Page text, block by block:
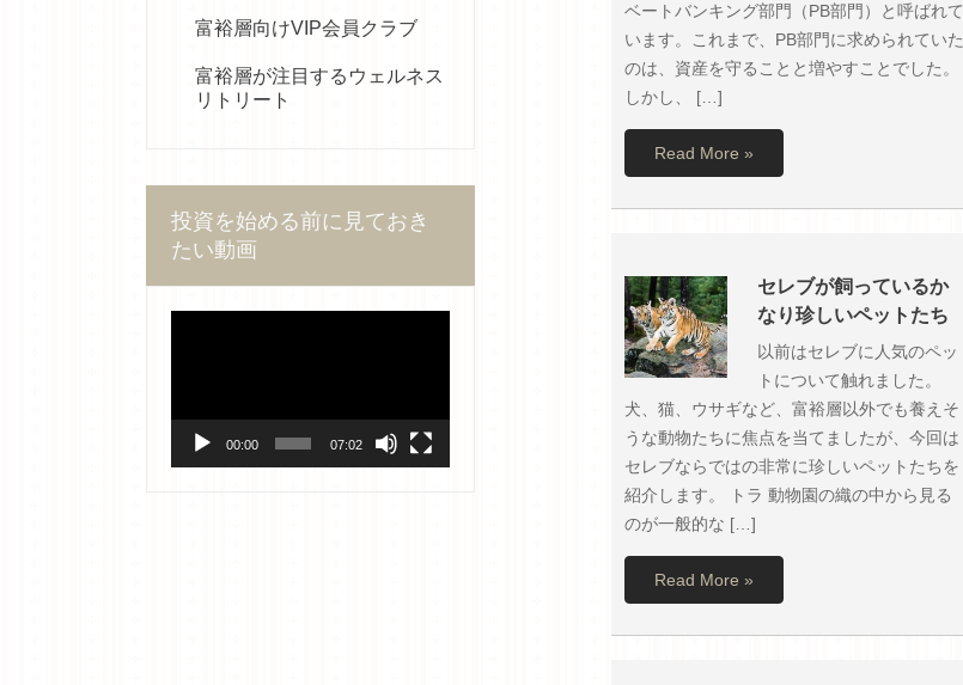
ベートバンキング部門（PB部門）と呼ばれて
います。これまで、PB部門に求められていた
のは、資産を守ることと増やすことでした。
しかし、 […]
Read More »
セレブが飼っているか
なり珍しいペットたち
以前はセレブに人気のペッ
トについて触れました。
犬、猫、ウサギなど、富裕層以外でも養えそ
うな動物たちに焦点を当てましたが、今回は
セレブならではの非常に珍しいペットたちを
紹介します。 トラ 動物園の織の中から見る
のが一般的な […]
Read More »
富裕層向けVIP会員クラブ
富裕層が注目するウェルネス
リトリート
投資を始める前に見ておき
たい動画
ー
ー
00:00 07:02